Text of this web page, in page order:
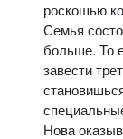
роскошью
Семья
больше. То
завести
Нова